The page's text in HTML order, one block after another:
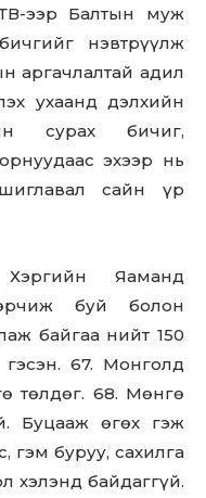
ээр Балтын муж
нэвтрүүлж
аргачлалтай адил
ухаанд дэлхийн
сурах бичиг,
эхээр нь
сайн үр
Яаманд
буй болон
байгаа нийт 150
67. Монголд
төлдөг. 68. Мөнгө
Буцааж өгөх гэж
гэм буруу, сахилга
хэлэнд байдаггүй.